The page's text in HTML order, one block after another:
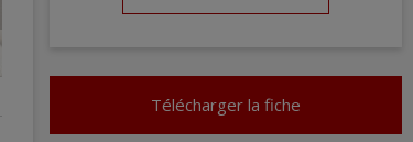
Télécharger la fiche